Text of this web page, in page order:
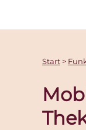
Start >